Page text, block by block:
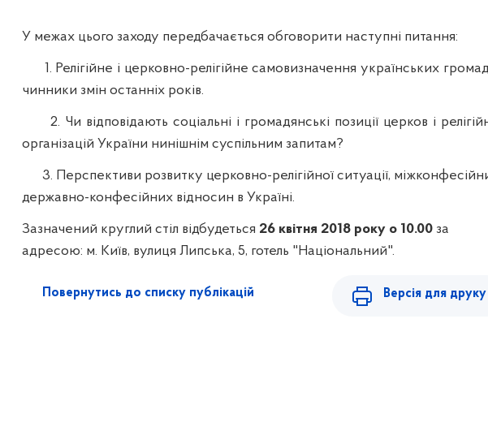
У межах цього заходу передбачається обговорити наступні питання:
1. Релігійне і церковно-релігійне самовизначення українських
чинники змін останніх років.
2. Чи відповідають соціальні і громадянські позиції церков і
організацій України нинішнім суспільним запитам?
3. Перспективи розвитку церковно-релігійної ситуації,
державно-конфесійних відносин в Україні.
Зазначений круглий стіл відбудеться 26 квітня 2018 року о 10.00 за
адресою: м. Київ, вулиця Липська, 5, готель "Національний".
Повернутись до списку публікацій Версія для друку